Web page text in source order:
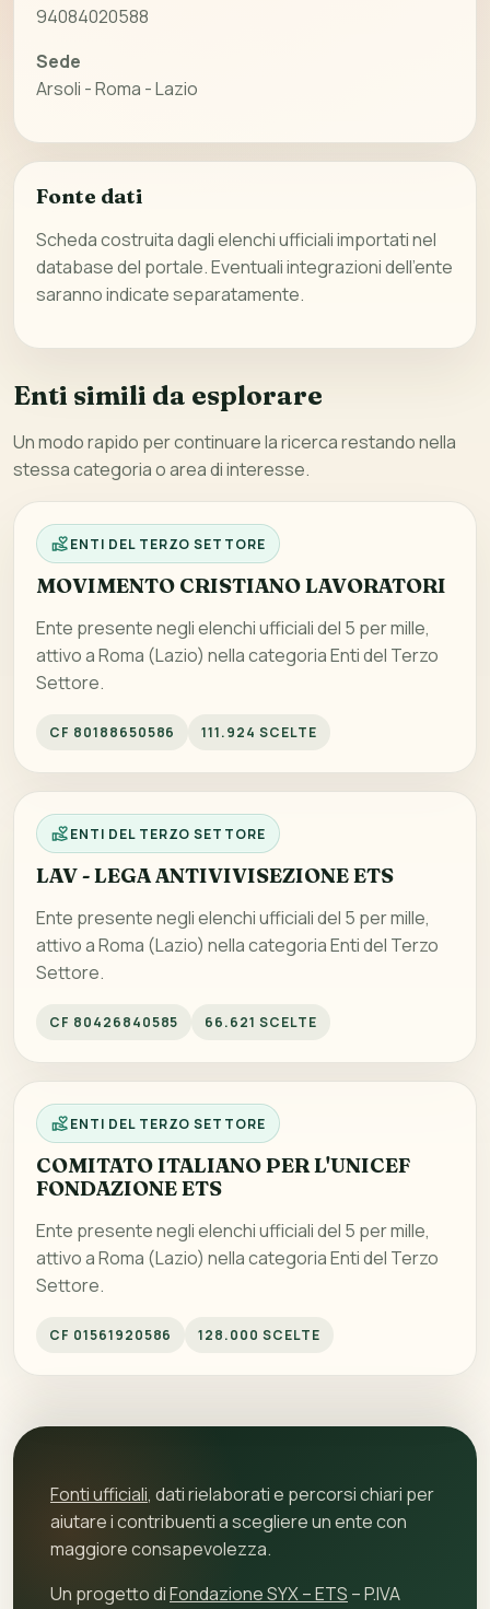
94084020588
Sede
Arsoli - Roma - Lazio
Fonte dati
Scheda costruita dagli elenchi ufficiali importati nel
database del portale. Eventuali integrazioni dell’ente
saranno indicate separatamente.
Enti simili da esplorare
Un modo rapido per continuare la ricerca restando nella
stessa categoria o area di interesse.
ENTI DEL TERZO SETTORE
MOVIMENTO CRISTIANO LAVORATORI
Ente presente negli elenchi ufficiali del 5 per mille,
attivo a Roma (Lazio) nella categoria Enti del Terzo
Settore.
CF 80188650586 111.924 SCELTE
ENTI DEL TERZO SETTORE
LAV - LEGA ANTIVIVISEZIONE ETS
Ente presente negli elenchi ufficiali del 5 per mille,
attivo a Roma (Lazio) nella categoria Enti del Terzo
Settore.
CF 80426840585 66.621 SCELTE
ENTI DEL TERZO SETTORE
COMITATO ITALIANO PER L'UNICEF
FONDAZIONE ETS
Ente presente negli elenchi ufficiali del 5 per mille,
attivo a Roma (Lazio) nella categoria Enti del Terzo
Settore.
CF 01561920586 128.000 SCELTE
Fonti ufficiali, dati rielaborati e percorsi chiari per
aiutare i contribuenti a scegliere un ente con
maggiore consapevolezza.
Un progetto diFondazione SYX – ETS – P.IVA